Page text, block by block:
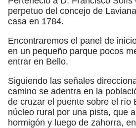
perpetuo del concejo de
casa en 1784.
Encontraremos el panel de
en un pequeño parque pocos
entrar en Bello.
Siguiendo las señales
camino se adentra en la
de cruzar el puente sobre el río
núcleo rural por una pista, que
hormigón y luego de zahorra,